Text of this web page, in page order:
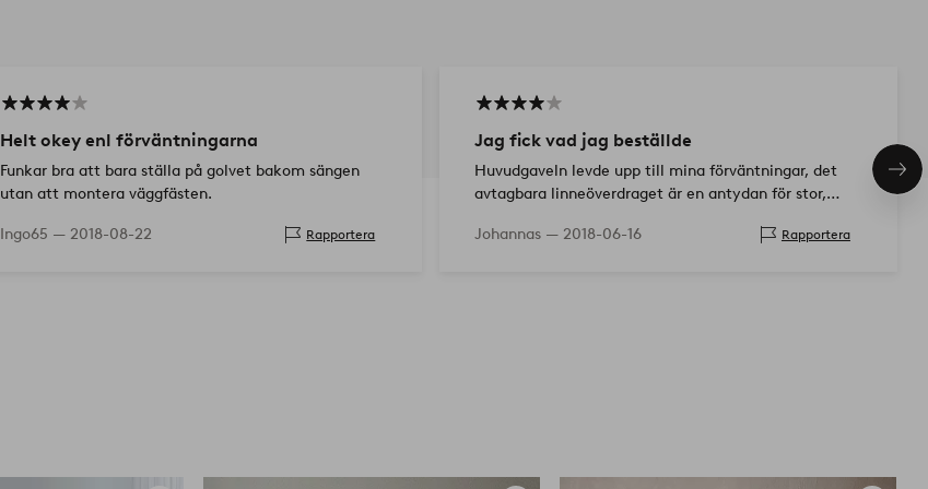
Helt okey enl förväntningarna
Funkar bra att bara ställa på golvet bakom sängen
utan att montera väggfästen.
Ingo65 — 2018-08-22 Rapportera
Jag fick vad jag beställde
Huvudgaveln levde upp till mina förväntningar, det
avtagbara linneöverdraget är en antydan för stor,
utrymme för krympn…
Johannas — 2018-06-16 Rapportera